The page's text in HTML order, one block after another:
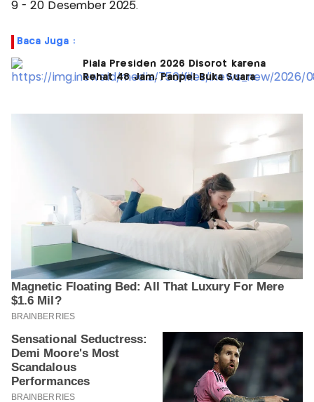
9 - 20 Desember 2025.
Baca Juga :
Piala Presiden 2026 Disorot karena
Rehat 48 Jam, Panpel Buka Suara